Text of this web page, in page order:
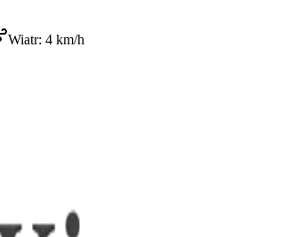
Wiatr: 4 km/h